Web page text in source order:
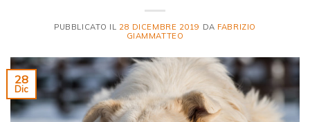
PUBBLICATO IL 28 DICEMBRE 2019 DA FABRIZIO
GIAMMATTEO
28
Dic